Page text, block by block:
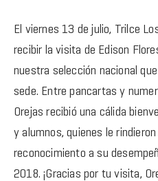
El viernes 13 de julio, Trilce
recibir la visita de Edison
nuestra selección nacional
sede. Entre pancartas y
Orejas recibió una cálida
y alumnos, quienes le
reconocimiento a su
2018. ¡Gracias por tu visita,